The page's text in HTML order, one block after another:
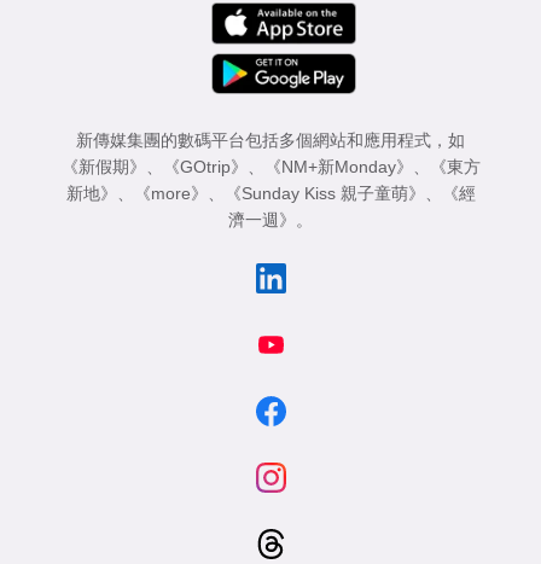
新傳媒集團的數碼平台包括多個網站和應用程式，如
《新假期》
《GOtrip》 《NM+新Monday》
《東方
新地》
《more》 《Sunday Kiss 親子童萌》
《經
濟一週》
。